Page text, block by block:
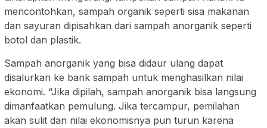
mencontohkan, sampah organik seperti sisa makanan
dan sayuran dipisahkan dari sampah anorganik seperti
botol dan plastik.
Sampah anorganik yang bisa didaur ulang dapat
disalurkan ke bank sampah untuk menghasilkan nilai
ekonomi. “Jika dipilah, sampah anorganik bisa langsung
dimanfaatkan pemulung. Jika tercampur, pemilahan
akan sulit dan nilai ekonomisnya pun turun karena